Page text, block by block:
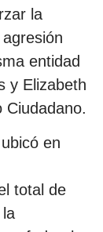
la
entidad
y Elizabeth
Ciudadano.
en
total de